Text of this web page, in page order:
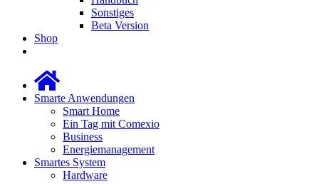
Sonstiges
Beta Version
Shop
Smarte Anwendungen
Smart Home
Ein Tag mit Comexio
Business
Energiemanagement
Smartes System
Hardware